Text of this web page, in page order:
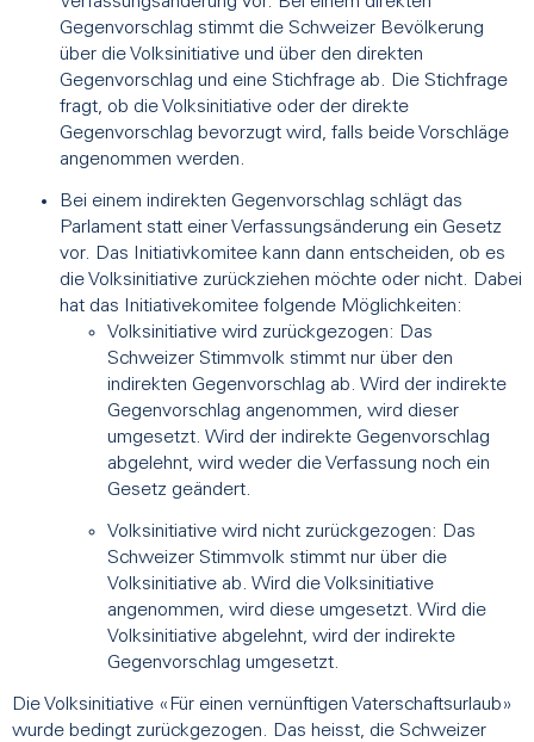
Gegenvorschlag stimmt die Schweizer Bevölkerung
über die Volksinitiative und über den direkten
Gegenvorschlag und eine Stichfrage ab. Die Stichfrage
fragt, ob die Volksinitiative oder der direkte
Gegenvorschlag bevorzugt wird, falls beide Vorschläge
angenommen werden.
Bei einem indirekten Gegenvorschlag schlägt das
Parlament statt einer Verfassungsänderung ein Gesetz
vor. Das Initiativkomitee kann dann entscheiden, ob es
die Volksinitiative zurückziehen möchte oder nicht. Dabei
hat das Initiativekomitee folgende Möglichkeiten:
Volksinitiative wird zurückgezogen: Das
Schweizer Stimmvolk stimmt nur über den
indirekten Gegenvorschlag ab. Wird der indirekte
Gegenvorschlag angenommen, wird dieser
umgesetzt. Wird der indirekte Gegenvorschlag
abgelehnt, wird weder die Verfassung noch ein
Gesetz geändert.
Volksinitiative wird nicht zurückgezogen: Das
Schweizer Stimmvolk stimmt nur über die
Volksinitiative ab. Wird die Volksinitiative
angenommen, wird diese umgesetzt. Wird die
Volksinitiative abgelehnt, wird der indirekte
Gegenvorschlag umgesetzt.
Die Volksinitiative «Für einen vernünftigen Vaterschaftsurlaub»
wurde bedingt zurückgezogen. Das heisst, die Schweizer